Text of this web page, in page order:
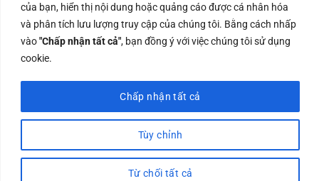
của bạn, hiển thị nội dung hoặc quảng cáo được cá nhân hóa
và phân tích lưu lượng truy cập của chúng tôi. Bằng cách nhấp
vào"Chấp nhận tất cả", bạn đồng ý với việc chúng tôi sử dụng
cookie.
Tùy chỉnh
Từ chối tất cả
Chấp nhận tất cả
Công ty TNHH Nam Bình Xương - Số ĐKKD: 0108783483
cấp ngày 14/06/2019 bởi Sở Kế Hoạch và Đầu Tư Tp. Hà
Nội
Copyrights @2023 Nam Binh Xuong. All Rights Reserved